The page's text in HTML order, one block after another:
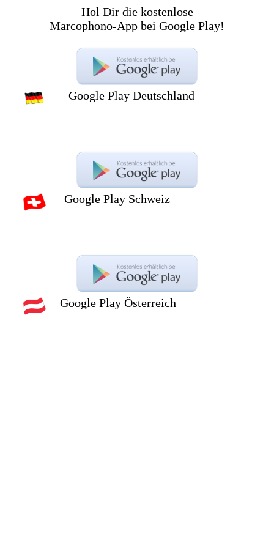
Hol Dir die kostenlose
Marcophono-App bei Google Play!
Google Play Deutschland
Google Play Schweiz
Google Play Österreich